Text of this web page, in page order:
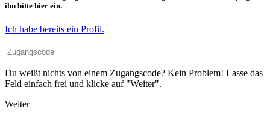
ihn bitte hier ein.
Ich habe bereits ein Profil.
Du weißt nichts von einem Zugangscode? Kein Problem! Lasse das
Feld einfach frei und klicke auf "Weiter".
Weiter